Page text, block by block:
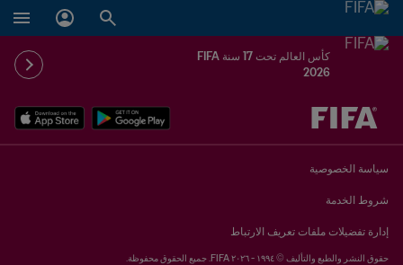
كأس العالم تحت 17 سنة FIFA
2026
يُحدَّد لاحقاً ضد يُحدَّد لاحقاً
سياسة الخصوصية
شروط الخدمة
إدارة تفضيلات ملفات تعريف الارتباط
حقوق النشر والطبع والتأليف © ١٩٩٤ - ٢٠٢٦ FIFA. جميع الحقوق محفوظة.